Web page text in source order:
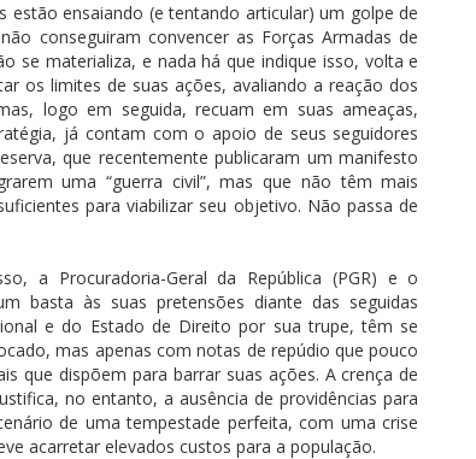
ensaiando (e tentando articular) um golpe de
conseguiram convencer as Forças Armadas de
se materializa, e nada há que indique isso, volta e
os limites de suas ações, avaliando a reação dos
logo em seguida, recuam em suas ameaças,
já contam com o apoio de seus seguidores
que recentemente publicaram um manifesto
uma “guerra civil”, mas que não têm mais
para viabilizar seu objetivo. Não passa de
a Procuradoria-Geral da República (PGR) e o
basta às suas pretensões diante das seguidas
e do Estado de Direito por sua trupe, têm se
mas apenas com notas de repúdio que pouco
que dispõem para barrar suas ações. A crença de
no entanto, a ausência de providências para
de uma tempestade perfeita, com uma crise
acarretar elevados custos para a população.